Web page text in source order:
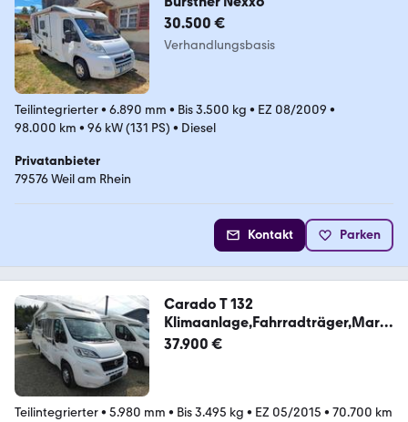
30.500 €
Verhandlungsbasis
Teilintegrierter• 6.890 mm • Bis 3.500 kg • EZ 08/2009 •
98.000 km • 96 kW (131 PS) • Diesel
Privatanbieter
79576 Weil am Rhein
Kontakt Parken
Carado T 132
Klimaanlage,Fahrradträger,Marki
se
37.900 €
Teilintegrierter• 5.980 mm • Bis 3.495 kg • EZ 05/2015 • 70.700 km